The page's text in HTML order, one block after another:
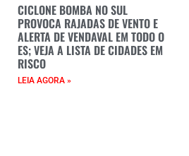
CICLONE BOMBA NO SUL
PROVOCA RAJADAS DE VENTO E
ALERTA DE VENDAVAL EM TODO O
ES; VEJA A LISTA DE CIDADES EM
RISCO
LEIA AGORA »